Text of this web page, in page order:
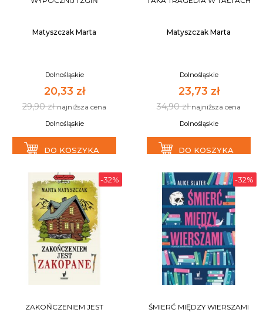
Matyszczak Marta
Dolnośląskie
20,33 zł
29,90 złnajniższa cena
Dolnośląskie
DO KOSZYKA
Matyszczak Marta
Dolnośląskie
23,73 zł
34,90 złnajniższa cena
Dolnośląskie
DO KOSZYKA
-32%
ZAKOŃCZENIEM JEST
-32%
ŚMIERĆ MIĘDZY WIERSZAMI